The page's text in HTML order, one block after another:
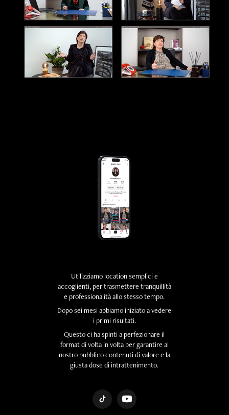
Utilizziamo location semplici e
accoglienti, per trasmettere tranquillità
e professionalità allo stesso tempo.
Dopo sei mesi abbiamo iniziato a vedere
i primi risultati.
Questo ci ha spinti a perfezionare il
format di volta in volta per garantire al
nostro pubblico contenuti di valore e la
giusta dose di intrattenimento.